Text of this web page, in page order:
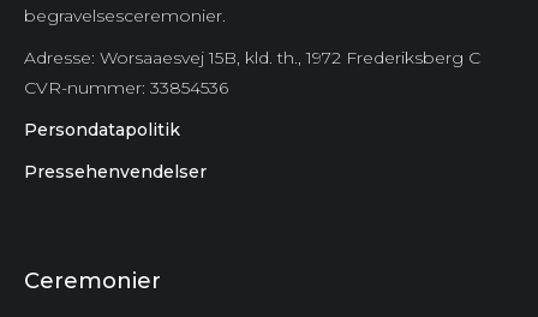
begravelsesceremonier.
Adresse: Worsaaesvej 15B, kld. th., 1972 Frederiksberg C
CVR-nummer: 33854536
Persondatapolitik
Pressehenvendelser
Ceremonier